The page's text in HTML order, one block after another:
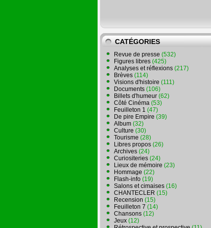
CATÉGORIES
Revue de presse (532)
Figures libres (425)
Analyses et réflexions (217)
Brèves (114)
Visions d'histoire (111)
Documents (106)
Billets d'humeur (62)
Côté Cinéma (53)
Feuilleton 1 (47)
De pire Empire (39)
Album (32)
Culture (30)
Tourisme (28)
Libres propos (26)
Archives (24)
Curiositeries (24)
Lieux de mémoire (23)
Hommage (22)
Flash-info (19)
Salons et cimaises (16)
CHANTECLER (15)
Recension (15)
Feuilleton 7 (14)
Chansons (12)
Jeux (12)